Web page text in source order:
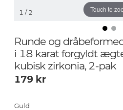
Touch to
1 / 2
Runde og
i 18 karat forgyldt
kubisk zirkonia, 2-pak
179 kr
Guld